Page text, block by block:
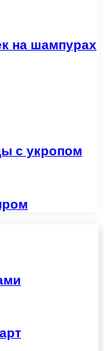
на шампурах
с укропом